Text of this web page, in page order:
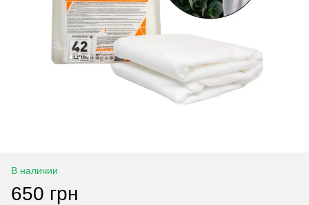
В наличии
650 грн